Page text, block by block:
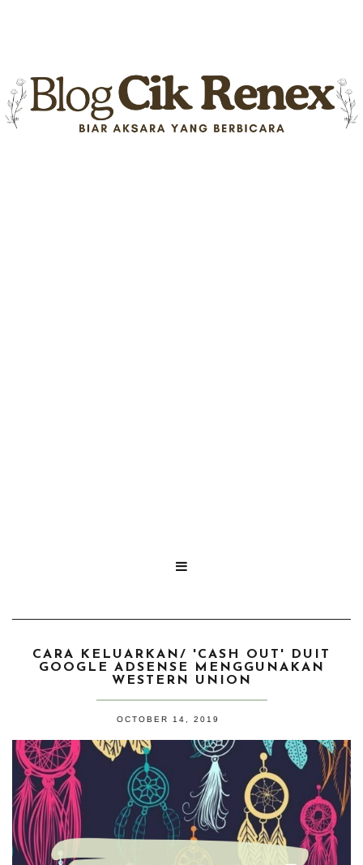

CARA KELUARKAN/ 'CASH OUT' DUIT
GOOGLE ADSENSE MENGGUNAKAN
WESTERN UNION
OCTOBER 14, 2019